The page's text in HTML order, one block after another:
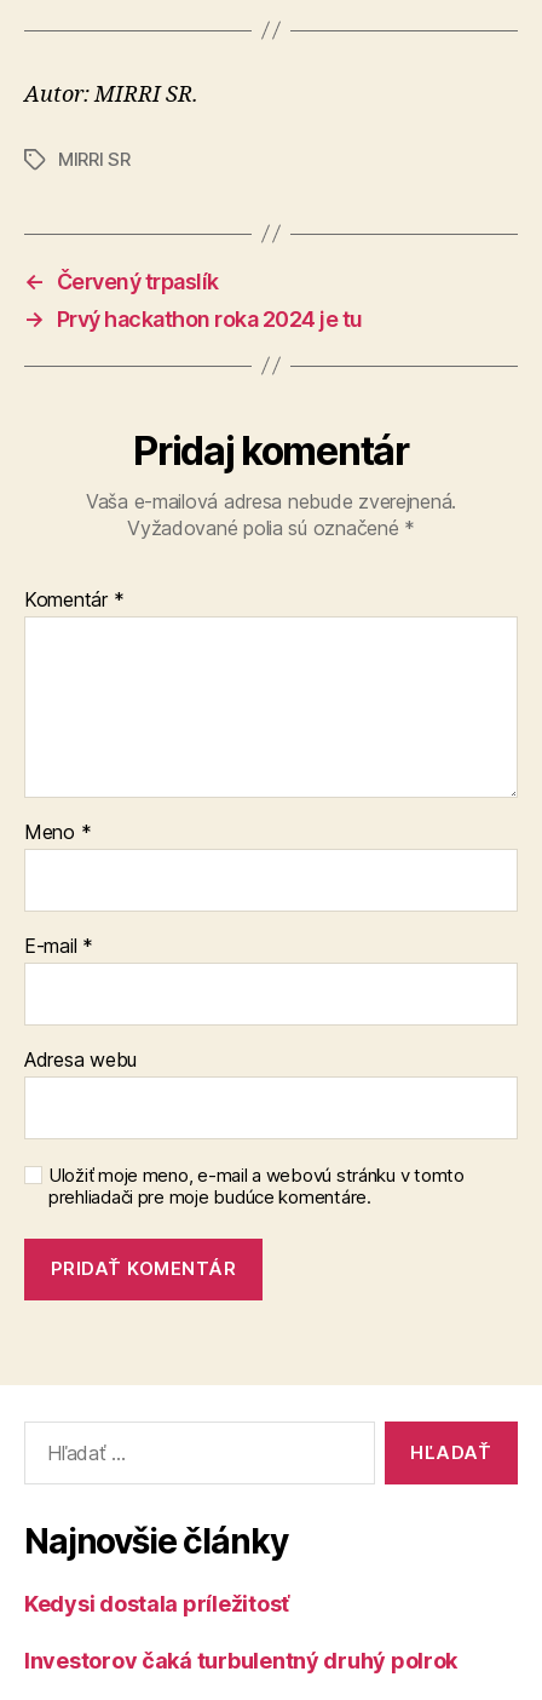
Autor: MIRRI SR.
ZnačkyMIRRI SR
←
Červený trpaslík
→
Prvý hackathon roka 2024 je tu
Pridaj komentár
Vaša e-mailová adresa nebude zverejnená.
Vyžadované polia sú označené *
Komentár *
Meno *
E-mail *
Adresa webu
Uložiť moje meno, e-mail a webovú stránku v tomto
prehliadači pre moje budúce komentáre.
Najnovšie články
Kedysi dostala príležitosť
Investorov čaká turbulentný druhý polrok